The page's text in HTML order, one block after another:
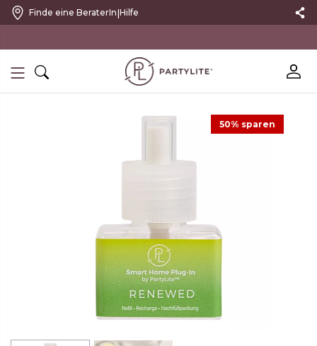
Finde eine BeraterIn|Hilfe
50% sparen